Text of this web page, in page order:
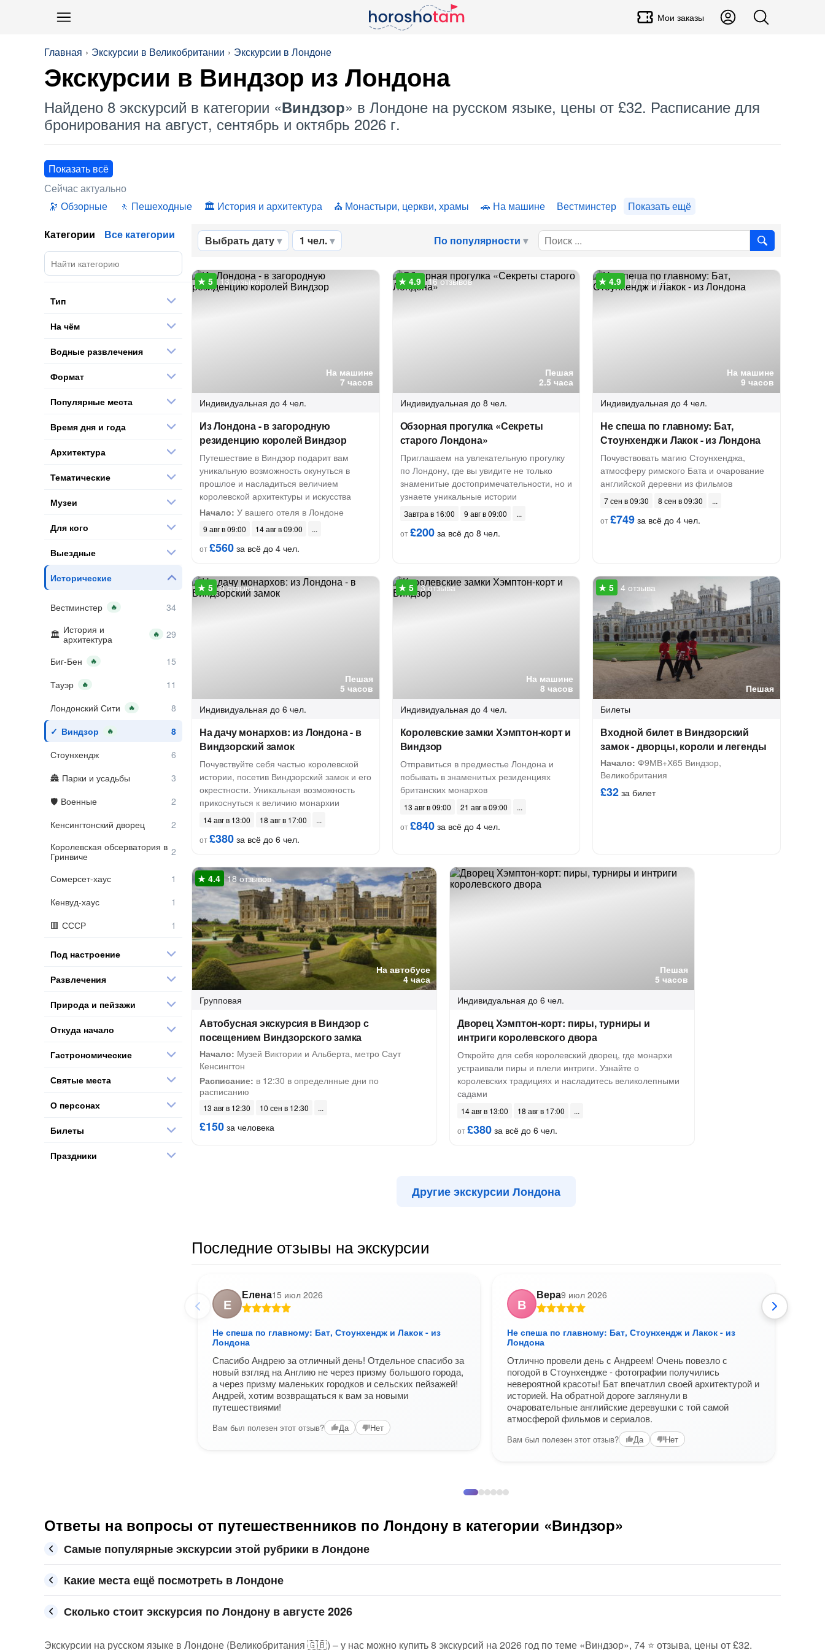
Мои заказы
Главная Экскурсии в Великобритании Экскурсии в Лондоне
Экскурсии в Виндзор из Лондона
Найдено 8 экскурсий в категории «Виндзор» в Лондоне на русском языке, цены от £32. Расписание для
бронирования на август, сентябрь и октябрь 2026 г.
Показать всё
Сейчас актуально
Обзорные
Пешеходные История и архитектура Монастыри, церкви, храмы На машине Вестминстер Показать ещё
Выбрать дату 1 чел. По популярности
На машине
7 часов
13 отзывов
Индивидуальная до 4 чел.
Из Лондона - в загородную
резиденцию королей Виндзор
Путешествие в Виндзор подарит вам
уникальную возможность окунуться в
прошлое и насладиться величием
королевской архитектуры и искусства
Начало: У вашего отеля в Лондоне
9 авг в 09:00
14 авг в 09:00
от£560 за всё до 4 чел.
Пешая
2.5 часа
16 отзывов
Индивидуальная до 8 чел.
Обзорная прогулка «Секреты
старого Лондона»
Приглашаем на увлекательную прогулку
по Лондону, где вы увидите не только
знаменитые достопримечательности, но и
узнаете уникальные истории
Завтра в 16:00
9 авг в 09:00
от£200за всё до 8 чел.
На машине
9 часов
17 отзывов
Индивидуальная до 4 чел.
Не спеша по главному: Бат,
Стоунхендж и Лакок - из Лондона
Почувствовать магию Стоунхенджа,
атмосферу римского Бата и очарование
английской деревни из фильмов
7 сен в 09:30
8 сен в 09:30
от£749 за всё до 4 чел.
Пешая
5 часов
3 отзыва
Индивидуальная до 6 чел.
На дачу монархов: из Лондона - в
Виндзорский замок
Почувствуйте себя частью королевской
истории, посетив Виндзорский замок и его
окрестности. Уникальная возможность
прикоснуться к величию монархии
14 авг в 13:00
18 авг в 17:00
от£380 за всё до 6 чел.
На машине
8 часов
3 отзыва
Индивидуальная до 4 чел.
Королевские замки Хэмптон-корт и
Виндзор
Отправиться в предместье Лондона и
побывать в знаменитых резиденциях
британских монархов
13 авг в 09:00
21 авг в 09:00
от£840за всё до 4 чел.
Пешая
4 отзыва
Билеты
Входной билет в Виндзорский
замок - дворцы, короли и легенды
Начало: Ф9МВ+Х65 Виндзор,
Великобритания
£32 за билет
На автобусе
4 часа
18 отзывов
Групповая
Автобусная экскурсия в Виндзор с
посещением Виндзорского замка
Начало: Музей Виктории и Альберта, метро Саут
Кенсингтон
Расписание: в 12:30 в определнные дни по
расписанию
13 авг в 12:30 10 сен в 12:30
£150 за человека
Пешая
5 часов
Индивидуальная до 6 чел.
Дворец Хэмптон-корт: пиры, турниры и
интриги королевского двора
Откройте для себя королевский дворец, где монархи
устраивали пиры и плели интриги. Узнайте о
королевских традициях и насладитесь великолепными
садами
14 авг в 13:00
18 авг в 17:00
от£380 за всё до 6 чел.
Другие экскурсии Лондона
Последние отзывы на экскурсии
Е
Елена15 июл 2026
Не спеша по главному: Бат, Стоунхендж и Лакок - из
Лондона
Спасибо Андрею за отличный день! Отдельное спасибо за
новый взгляд на Англию не через призму большого города,
а через призму маленьких городков и сельских пейзажей!
Андрей, хотим возвращаться к вам за новыми
путешествиями!
Вам был полезен этот отзыв? Да Нет
В
Вера9 июл 2026
Не спеша по главному: Бат, Стоунхендж и Лакок - из
Лондона
Отлично провели день с Андреем! Очень повезло с
погодой в Стоунхендже - фотографии получились
невероятной красоты! Бат впечатлил своей архитектурой и
историей. На обратной дороге заглянули в
очаровательные английские деревушки с той самой
атмосферой фильмов и сериалов.
Вам был полезен этот отзыв? Да Нет
Категории Все категории
Тип
На чём
Водные развлечения
Формат
Популярные места
Время дня и года
Архитектура
Тематические
Музеи
Для кого
Выездные
Исторические
Вестминстер 🔥
История и
архитектура
🔥
Биг-Бен 🔥
Тауэр 🔥
Лондонский Сити 🔥
Виндзор 🔥
Стоунхендж
Парки и усадьбы
Военные
Кенсингтонский дворец
Королевская обсерватория в
Гринвиче
Сомерсет-хаус
Кенвуд-хаус
СССР
Под настроение
Развлечения
Природа и пейзажи
Откуда начало
Гастрономические
Святые места
О персонах
Билеты
Праздники
Ответы на вопросы от путешественников по Лондону в категории «Виндзор»
Самые популярные экскурсии этой рубрики в Лондоне
Какие места ещё посмотреть в Лондоне
Сколько стоит экскурсия по Лондону в августе 2026
Экскурсии на русском языке в Лондоне (Великобритания 🇬🇧) – у нас можно купить 8 экскурсий на 2026 год по теме «Виндзор», 74 ⭐ отзыва, цены от £32.